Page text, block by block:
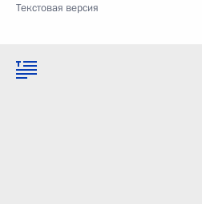
Текстовая версия